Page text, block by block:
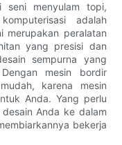
seni menyulam topi,
adalah
merupakan peralatan
yang presisi dan
sempurna yang
mesin bordir
karena mesin
Anda. Yang perlu
Anda ke dalam
bekerja